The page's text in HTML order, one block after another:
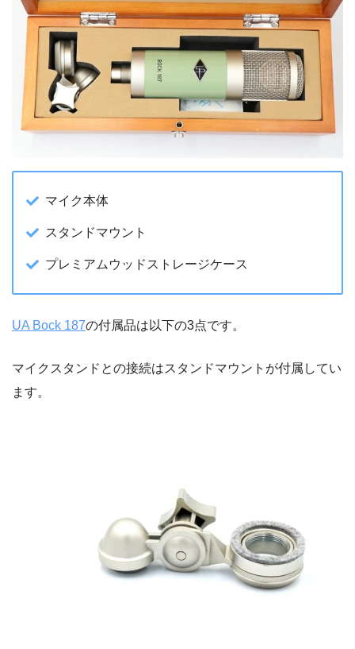
マイク本体
スタンドマウント
プレミアムウッドストレージケース
UA Bock 187の付属品は以下の3点です。
マイクスタンドとの接続はスタンドマウントが付属してい
ます。